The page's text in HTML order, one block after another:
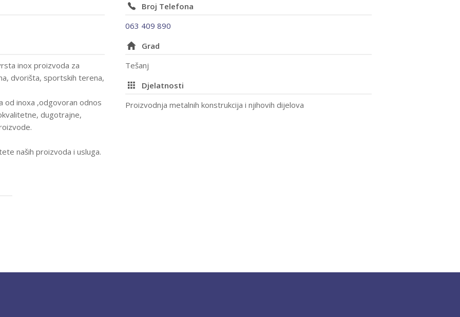
inox proizvoda za
dvorišta, sportskih terena,
od inoxa ,odgovoran odnos
dugotrajne,
naših proizvoda i usluga.
Broj Telefona
063 409 890
Grad
Tešanj
Djelatnosti
Proizvodnja metalnih konstrukcija i njihovih dijelova